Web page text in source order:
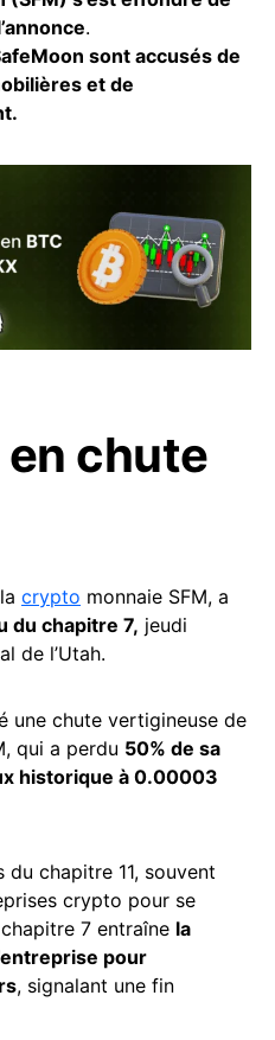
.
sont accusés de
et de
chute
crypto monnaie SFM, a
du chapitre 7, jeudi
de l’Utah.
une chute vertigineuse de
qui a perdu 50% de sa
historique à 0.00003
chapitre 11, souvent
crypto pour se
7 entraîne la
pour
, signalant une fin